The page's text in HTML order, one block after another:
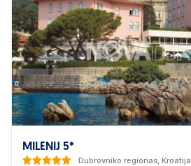
MILENIJ 5*
Dubrovniko regionas, Kroatija